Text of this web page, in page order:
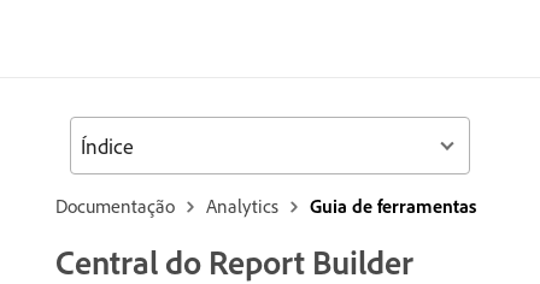
Documentação Analytics Guia de ferramentas
Central do Report Builder
Índice